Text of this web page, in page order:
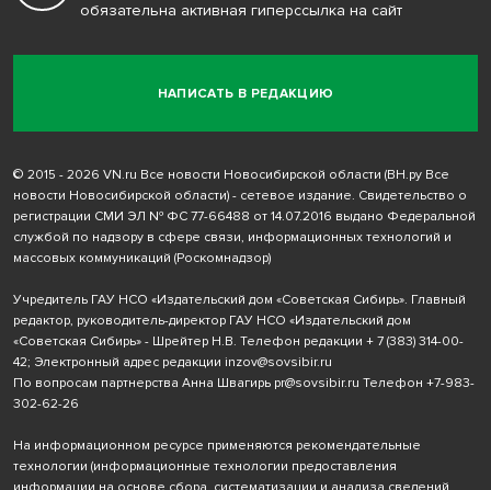
НАПИСАТЬ В РЕДАКЦИЮ
обязательна активная гиперссылка на сайт
© 2015 - 2026 VN.ru Все новости Новосибирской области (ВН.ру Все
новости Новосибирской области) - сетевое издание. Свидетельство о
регистрации СМИ ЭЛ № ФС 77-66488 от 14.07.2016 выдано Федеральной
службой по надзору в сфере связи, информационных технологий и
массовых коммуникаций (Роскомнадзор)
Учредитель ГАУ НСО «Издательский дом «Советская Сибирь». Главный
редактор, руководитель-директор ГАУ НСО «Издательский дом
«Советская Сибирь» - Шрейтер Н.В. Телефон редакции + 7 (383) 314-00-
42; Электронный адрес редакции inzov@sovsibir.ru
По вопросам партнерства Анна Швагирь pr@sovsibir.ru Телефон +7-983-
302-62-26
На информационном ресурсе применяются рекомендательные
технологии (информационные технологии предоставления